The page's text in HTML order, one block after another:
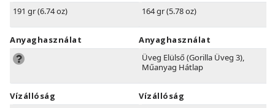
191 gr (6.74 oz)
Anyaghasználat
Vízállóság
164 gr (5.78 oz)
Anyaghasználat
Üveg Elülső (Gorilla Üveg 3),
Műanyag Hátlap
Vízállóság